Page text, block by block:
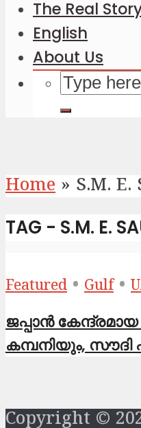
The Real
English
About Us
Home » S.M. E.
TAG - S.M. E.
Featured • Gulf •
ജപ്പാൻ
കമ്പനിയും,
Copyright ©